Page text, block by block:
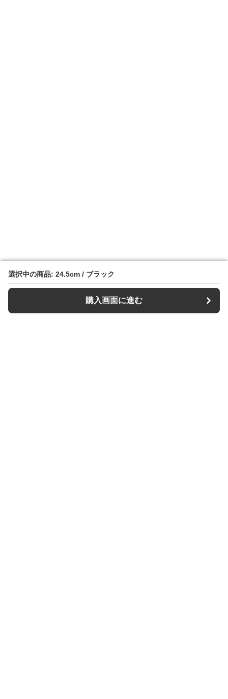
選択中の商品: 24.5cm / ブラック
購入画面に進む
選択中の商品: 24.5cm / ブラック
購入画面に進む